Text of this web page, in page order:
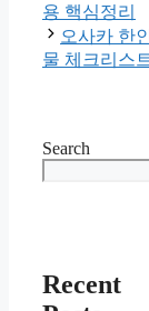
용 핵심정리
오사카 한
물 체크리스
Search
Recent